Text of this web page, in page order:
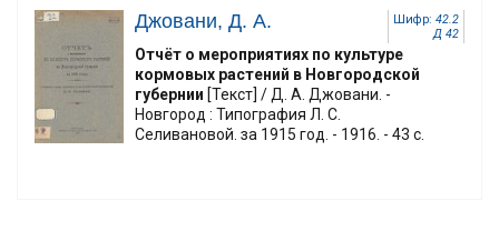
Шифр: 42.2
Д 42
Джовани, Д. А.
Отчёт о мероприятиях по культуре
кормовых растений в Новгородской
губернии [Текст] / Д. А. Джовани. -
Новгород : Типография Л. С.
Селивановой. за 1915 год. - 1916. - 43 с.